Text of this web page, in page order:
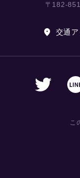
〒182-
交通
こ